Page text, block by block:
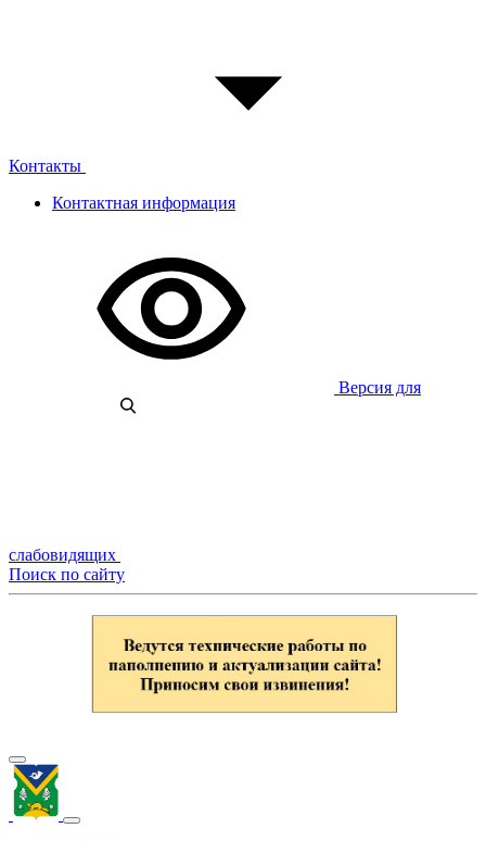
Контакты
Контактная информация
Версия для
слабовидящих
Поиск по сайту